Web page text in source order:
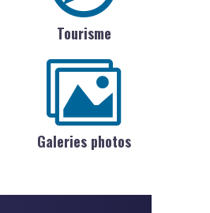
Tourisme
Galeries photos